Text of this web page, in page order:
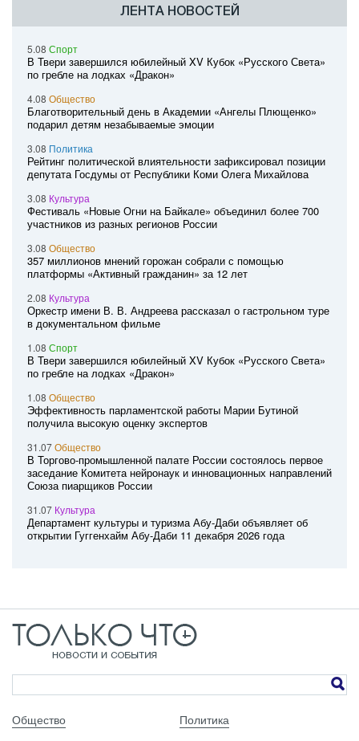
ЛЕНТА НОВОСТЕЙ
5.08 Спорт
В Твери завершился юбилейный XV Кубок «Русского Света»
по гребле на лодках «Дракон»
4.08 Общество
Благотворительный день в Академии «Ангелы Плющенко»
подарил детям незабываемые эмоции
3.08 Политика
Рейтинг политической влиятельности зафиксировал позиции
депутата Госдумы от Республики Коми Олега Михайлова
3.08 Культура
Фестиваль «Новые Огни на Байкале» объединил более 700
участников из разных регионов России
3.08 Общество
357 миллионов мнений горожан собрали с помощью
платформы «Активный гражданин» за 12 лет
2.08 Культура
Оркестр имени В. В. Андреева рассказал о гастрольном туре
в документальном фильме
1.08 Спорт
В Твери завершился юбилейный XV Кубок «Русского Света»
по гребле на лодках «Дракон»
1.08 Общество
Эффективность парламентской работы Марии Бутиной
получила высокую оценку экспертов
31.07Общество
В Торгово-промышленной палате России состоялось первое
заседание Комитета нейронаук и инновационных направлений
Союза пиарщиков России
31.07 Культура
Департамент культуры и туризма Абу-Даби объявляет об
открытии Гуггенхайм Абу-Даби 11 декабря 2026 года
Общество Политика